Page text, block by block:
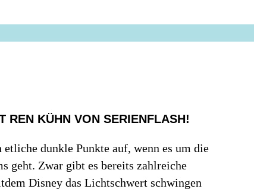
REN KÜHN VON SERIENFLASH!
dunkle Punkte auf, wenn es um die
geht. Zwar gibt es bereits zahlreiche
Disney das Lichtschwert schwingen